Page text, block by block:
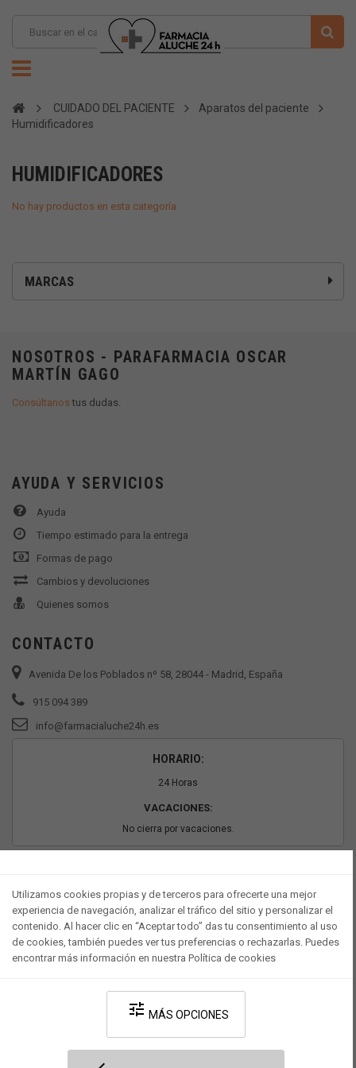
CUIDADO DEL PACIENTE
Aparatos del paciente
Humidificadores
MARCAS
HUMIDIFICADORES
No hay productos en esta categoría
NOSOTROS - PARAFARMACIA OSCAR
MARTÍN GAGO
Consúltanostus dudas.
AYUDA Y SERVICIOS
Ayuda
Tiempo estimado para la entrega
Formas de pago
Cambios y devoluciones
Quienes somos
CONTACTO
Avenida De los Poblados nº 58, 28044 - Madrid, España
915 094 389
info@farmacialuche24h.es
HORARIO:
24 Horas
VACACIONES:
No cierra por vacaciones.
Desarrollado por V·Farma-Política de privacidad-Política de cookies
Utilizamos cookies propias y de terceros para ofrecerte una mejor
experiencia de navegación, analizar el tráfico del sitio y personalizar el
contenido. Al hacer clic en “Aceptar todo” das tu consentimiento al uso
de cookies, también puedes ver tus preferencias o rechazarlas. Puedes
encontrar más información en nuestra Política de cookies
tune MÁS OPCIONES